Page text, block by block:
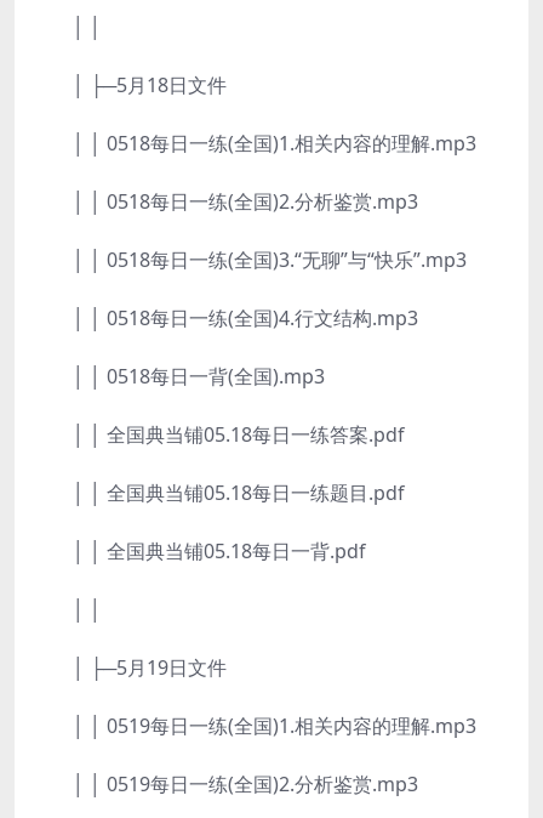
│ ├─5月18日文件
│ │ 0518每日一练(全国)1.相关内容的理解.mp3
│ │ 0518每日一练(全国)2.分析鉴赏.mp3
│ │ 0518每日一练(全国)3.“无聊”与“快乐”.mp3
│ │ 0518每日一练(全国)4.行文结构.mp3
│ │ 0518每日一背(全国).mp3
│ │ 全国典当铺05.18每日一练答案.pdf
│ │ 全国典当铺05.18每日一练题目.pdf
│ │ 全国典当铺05.18每日一背.pdf
│ ├─5月19日文件
│ │ 0519每日一练(全国)1.相关内容的理解.mp3
│ │ 0519每日一练(全国)2.分析鉴赏.mp3